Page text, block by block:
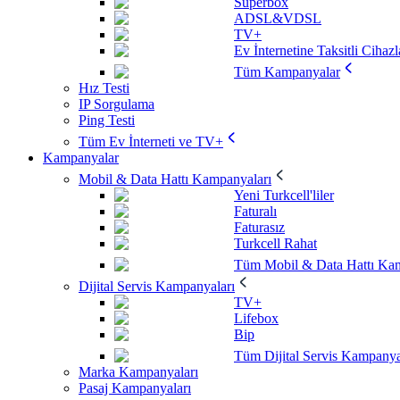
ADSL&VDSL
TV+
Ev İnternetine Taksitli
Tüm Kampanyalar
Hız Testi
IP Sorgulama
Ping Testi
Tüm Ev İnterneti ve TV+
Kampanyalar
Mobil & Data Hattı Kampanyaları
Yeni Turkcell'liler
Faturalı
Faturasız
Turkcell Rahat
Tüm Mobil & Data Hattı
Dijital Servis Kampanyaları
TV+
Lifebox
Bip
Tüm Dijital Servis
Marka Kampanyaları
Pasaj Kampanyaları